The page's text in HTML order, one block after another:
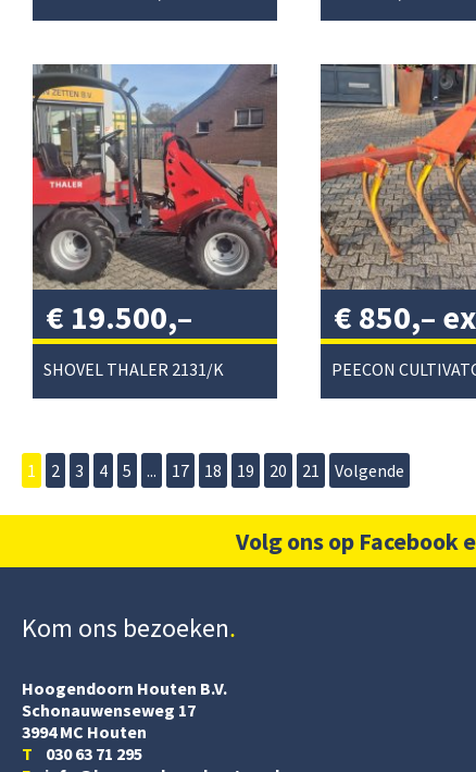
SHOVEL THALER 2131/K
€ 19.500,–
excl. btw/
€ 850,–
btw/
1 2 3 4 5 ... 17 18 19 20 21 Volgende
Volg ons op
Kom ons bezoeken
Hoogendoorn Houten B.V.
Schonauwenseweg 17
3994 MC Houten
T 030 63 71 295